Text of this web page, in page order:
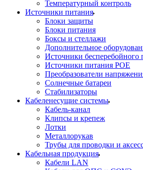
Температурный контроль
Источники питания
Блоки защиты
Блоки питания
Боксы и стеллажи
Дополнительное
Источники бесперебойного
Источники питания POE
Преобразователи
Солнечные батареи
Стабилизаторы
Кабеленесущие системы
Кабель-канал
Клипсы и крепеж
Лотки
Металлорукав
Трубы для проводки и
Кабельная продукция
Кабели LAN